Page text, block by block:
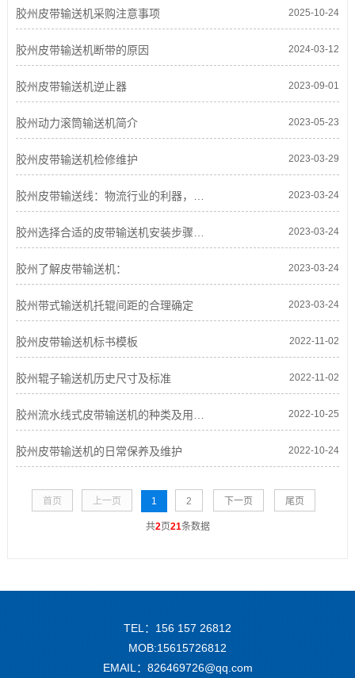
胶州皮带输送机采购注意事项 2025-10-24
胶州皮带输送机断带的原因 2024-03-12
胶州皮带输送机逆止器 2023-09-01
胶州动力滚筒输送机简介 2023-05-23
胶州皮带输送机检修维护 2023-03-29
胶州皮带输送线：物流行业的利器，前景广阔 2023-03-24
胶州选择合适的皮带输送机安装步骤，让生产更高效！ 2023-03-24
胶州了解皮带输送机： 2023-03-24
胶州带式输送机托辊间距的合理确定 2023-03-24
胶州皮带输送机标书模板 2022-11-02
胶州辊子输送机历史尺寸及标准 2022-11-02
胶州流水线式皮带输送机的种类及用途选择 2022-10-25
胶州皮带输送机的日常保养及维护 2022-10-24
首页 上一页 1 2 下一页 尾页
共2页21条数据
TEL：156 157 26812
MOB:15615726812
EMAIL：826469726@qq.com